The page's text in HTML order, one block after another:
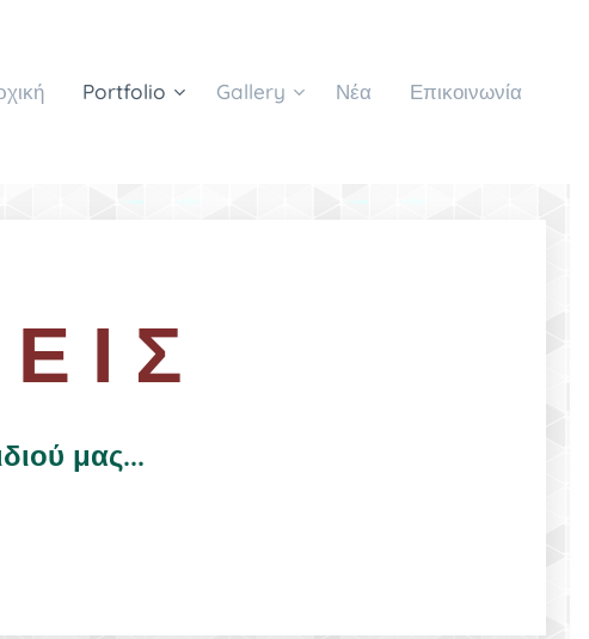
Portfolio Gallery Νέα Επικοινωνία
Ι Σ
μας...